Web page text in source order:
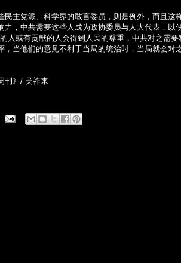
民主党派、科学界的敢言委员，则是例外，而且这
力，中共需要这些人成为政协委员与人大代表，以
人或有贡献的人会得到人民的尊重，中共对之需
，当他们的意见不利于当局的统治时，当局就会对
》 / 吴祚来